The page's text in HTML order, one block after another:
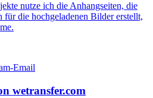
nutze ich die Anhangseiten, die
für die hochgeladenen Bilder erstellt,
wetransfer.com